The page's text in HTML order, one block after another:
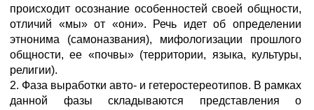
происходит осознание особенностей своей общности,
отличий «мы» от «они». Речь идет об определении
этнонима (самоназвания), мифологизации прошлого
общности, ее «почвы» (территории, языка, культуры,
религии).
2. Фаза выработки авто- и гетеростереотипов. В рамках
данной фазы складываются представления о